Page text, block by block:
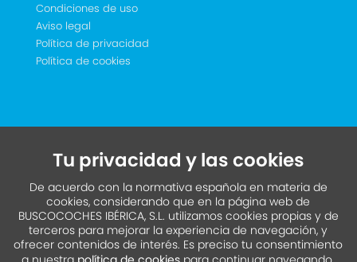
Condiciones de uso
Aviso legal
Política de privacidad
Política de cookies
Tu privacidad y las cookies
De acuerdo con la normativa española en materia de
cookies, considerando que en la página web de
BUSCOCOCHES IBÉRICA, S.L. utilizamos cookies propias y de
terceros para mejorar la experiencia de navegación, y
ofrecer contenidos de interés. Es preciso tu consentimiento